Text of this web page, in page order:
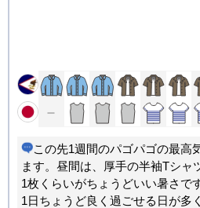
この先1週間のパゴパゴの最高
ます。昼間は、厚手の半袖Tシャ
1枚くらいがちょうどいい暑さで
1日ちょうど良く過ごせる日が多